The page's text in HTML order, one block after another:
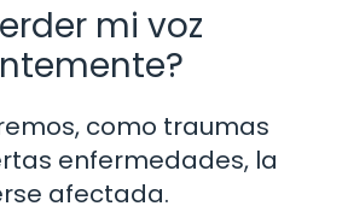
mi voz
como traumas
enfermedades, la
afectada.